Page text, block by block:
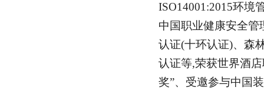
ISO14001:2015环境
中国职业健康安全
认证(十环认证)、森
认证等,荣获世界酒
奖”、受邀参与中国